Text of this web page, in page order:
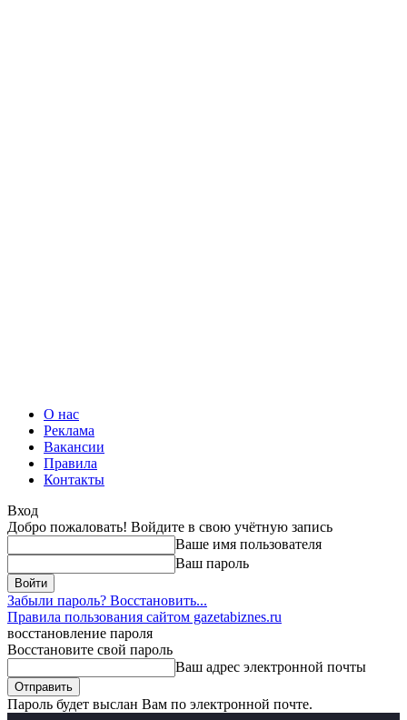
О нас
Реклама
Вакансии
Правила
Контакты
Вход
Добро пожаловать! Войдите в свою учётную запись
Ваше имя пользователя
Ваш пароль
Забыли пароль? Восстановить...
Правила пользования сайтом gazetabiznes.ru
восстановление пароля
Восстановите свой пароль
Ваш адрес электронной почты
Пароль будет выслан Вам по электронной почте.